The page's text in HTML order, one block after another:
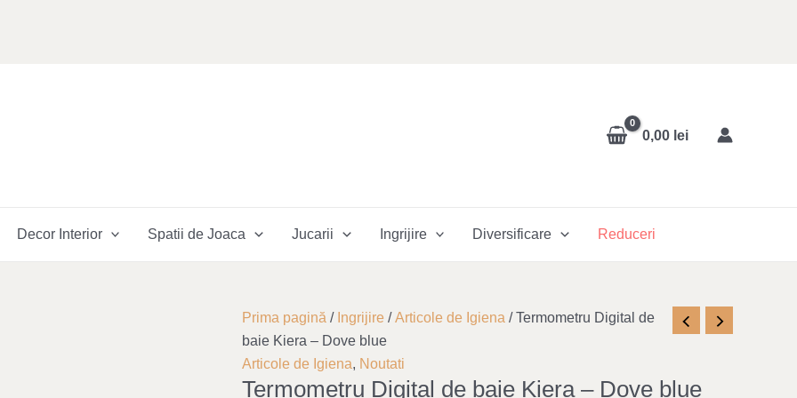
0,00 lei
Decor Interior Spatii de Joaca Jucarii Ingrijire Diversificare Reduceri
Prima pagină / Ingrijire /Articole de Igiena / Termometru Digital de
baie Kiera – Dove blue
Articole de Igiena, Noutati
Termometru Digital de baie Kiera – Dove blue
Original
price
was:
144,00 lei.
Current
price
is:
99,00 lei.
Cantitate
Termometru
Digital
de